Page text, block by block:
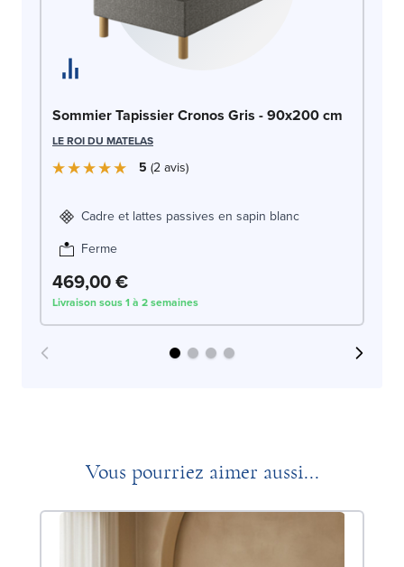
Sommier Tapissier Cronos Gris - 90x200 cm
LE ROI DU MATELAS
5 2avis
Cadre et lattes passives en sapin blanc
Ferme
469,00 €
Livraison sous 1 à 2 semaines
Vous pourriez aimer aussi...